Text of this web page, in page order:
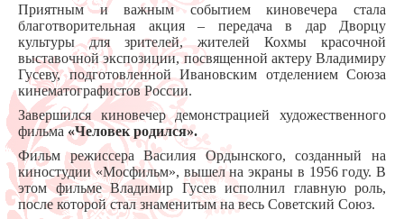
Приятным и важным событием киновечера стала
благотворительная акция – передача в дар Дворцу
культуры для зрителей, жителей Кохмы красочной
выставочной экспозиции, посвященной актеру Владимиру
Гусеву, подготовленной Ивановским отделением Союза
кинематографистов России.
Завершился киновечер демонстрацией художественного
фильма«Человек родился».
Фильм режиссера Василия Ордынского, созданный на
киностудии «Мосфильм», вышел на экраны в 1956 году. В
этом фильме Владимир Гусев исполнил главную роль,
после которой стал знаменитым на весь Советский Союз.